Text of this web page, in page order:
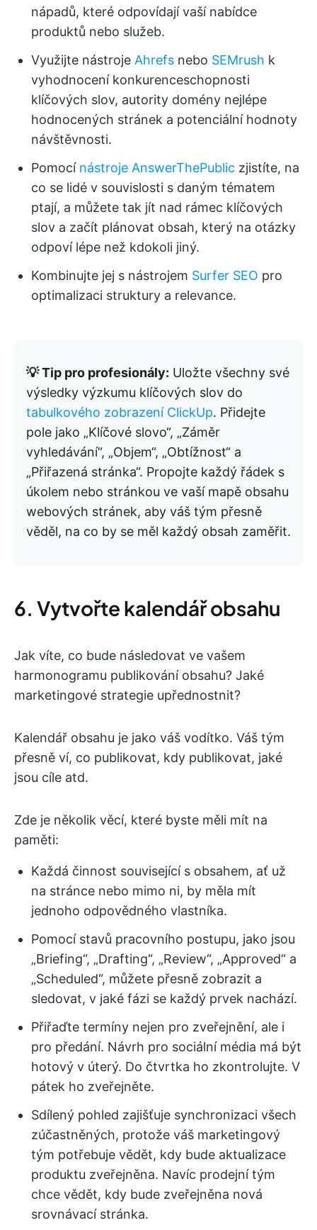
nápadů, které odpovídají vaší nabídce
produktů nebo služeb.
Využijte nástroje Ahrefs nebo SEMrush k
vyhodnocení konkurenceschopnosti
klíčových slov, autority domény nejlépe
hodnocených stránek a potenciální hodnoty
návštěvnosti.
Pomocí nástroje AnswerThePublic zjistíte, na
co se lidé v souvislosti s daným tématem
ptají, a můžete tak jít nad rámec klíčových
slov a začít plánovat obsah, který na otázky
odpoví lépe než kdokoli jiný.
Kombinujte jej s nástrojem Surfer SEO pro
optimalizaci struktury a relevance.
💡 Tip pro profesionály: Uložte všechny své
výsledky výzkumu klíčových slov do
tabulkového zobrazení ClickUp. Přidejte
pole jako „Klíčové slovo“, „Záměr
vyhledávání“, „Objem“, „Obtížnost“ a
„Přiřazená stránka“. Propojte každý řádek s
úkolem nebo stránkou ve vaší mapě obsahu
webových stránek, aby váš tým přesně
věděl, na co by se měl každý obsah zaměřit.
6. Vytvořte kalendář obsahu
Jak víte, co bude následovat ve vašem
harmonogramu publikování obsahu? Jaké
marketingové strategie upřednostnit?
Kalendář obsahu je jako váš vodítko. Váš tým
přesně ví, co publikovat, kdy publikovat, jaké
jsou cíle atd.
Zde je několik věcí, které byste měli mít na
paměti:
Každá činnost související s obsahem, ať už
na stránce nebo mimo ni, by měla mít
jednoho odpovědného vlastníka.
Pomocí stavů pracovního postupu, jako jsou
„Briefing“, „Drafting“, „Review“, „Approved“ a
„Scheduled“, můžete přesně zobrazit a
sledovat, v jaké fázi se každý prvek nachází.
Přiřaďte termíny nejen pro zveřejnění, ale i
pro předání. Návrh pro sociální média má být
hotový v úterý. Do čtvrtka ho zkontrolujte. V
pátek ho zveřejněte.
Sdílený pohled zajišťuje synchronizaci všech
zúčastněných, protože váš marketingový
tým potřebuje vědět, kdy bude aktualizace
produktu zveřejněna. Navíc prodejní tým
chce vědět, kdy bude zveřejněna nová
srovnávací stránka.